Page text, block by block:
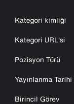
Kategori kimliği
Kategori URL'si
Pozisyon Türü
Yayınlanma Tarihi
Birincil Görev